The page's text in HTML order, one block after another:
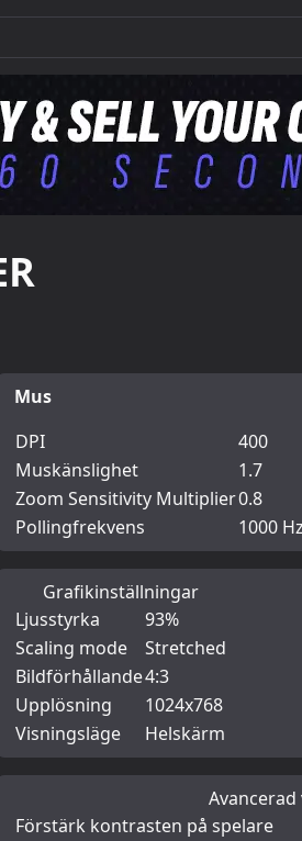
Mus
DPI
400
Muskänslighet
1.7
Zoom Sensitivity Multiplier0.8
Pollingfrekvens
1000 Hz
Grafikinställningar
Ljusstyrka
93%
Scaling mode
Stretched
Bildförhållande4:3
Upplösning
1024x768
Visningsläge
Helskärm
Avancerad
Förstärk kontrasten på spelare